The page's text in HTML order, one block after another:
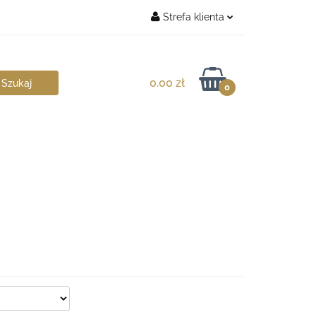
Strefa klienta
Zarejestruj się
Dodaj zgłoszenie
0.00 zł 0